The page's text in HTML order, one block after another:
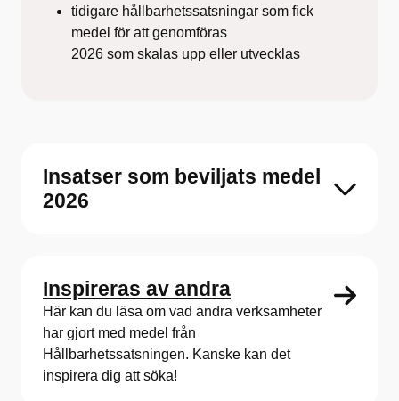
tidigare hållbarhetssatsningar som fick
medel för att genomföras
2026 som skalas upp eller utvecklas
Insatser som beviljats medel
2026
Inspireras av andra
Här kan du läsa om vad andra verksamheter
har gjort med medel från
Hållbarhetssatsningen. Kanske kan det
inspirera dig att söka!